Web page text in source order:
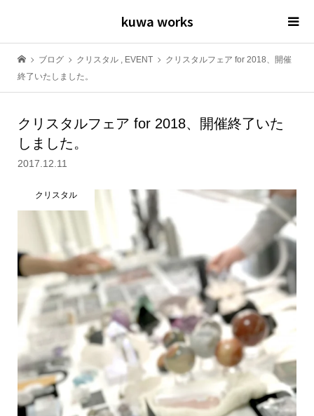
kuwa works
ブログ クリスタル , EVENT
クリスタルフェア for 2018、開催
終了いたしました。
クリスタルフェア for 2018、開催終了いた
しました。
2017.12.11
クリスタル